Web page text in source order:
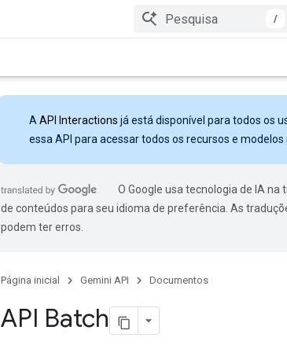
/
A API Interactions já está disponível para todos os
essa API para acessar todos os recursos e modelos
O Google usa tecnologia de IA na
de conteúdos para seu idioma de preferência. As
podem ter erros.
Página inicial Gemini API Documentos
API Batch